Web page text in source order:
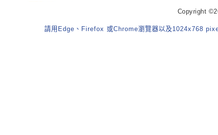
Copyright
請用Edge、Firefox 或Chrome瀏覽器以及1024x768